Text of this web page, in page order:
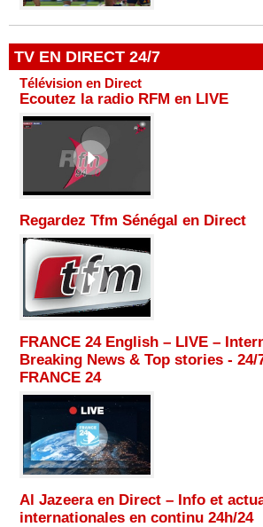
TV EN DIRECT 24/7
Télévision en Direct
Ecoutez la radio RFM en LIVE
Regardez Tfm Sénégal en Direct
FRANCE 24 English – LIVE –
Breaking News & Top stories - 24/
FRANCE 24
Al Jazeera en Direct – Info et
internationales en continu 24h/24